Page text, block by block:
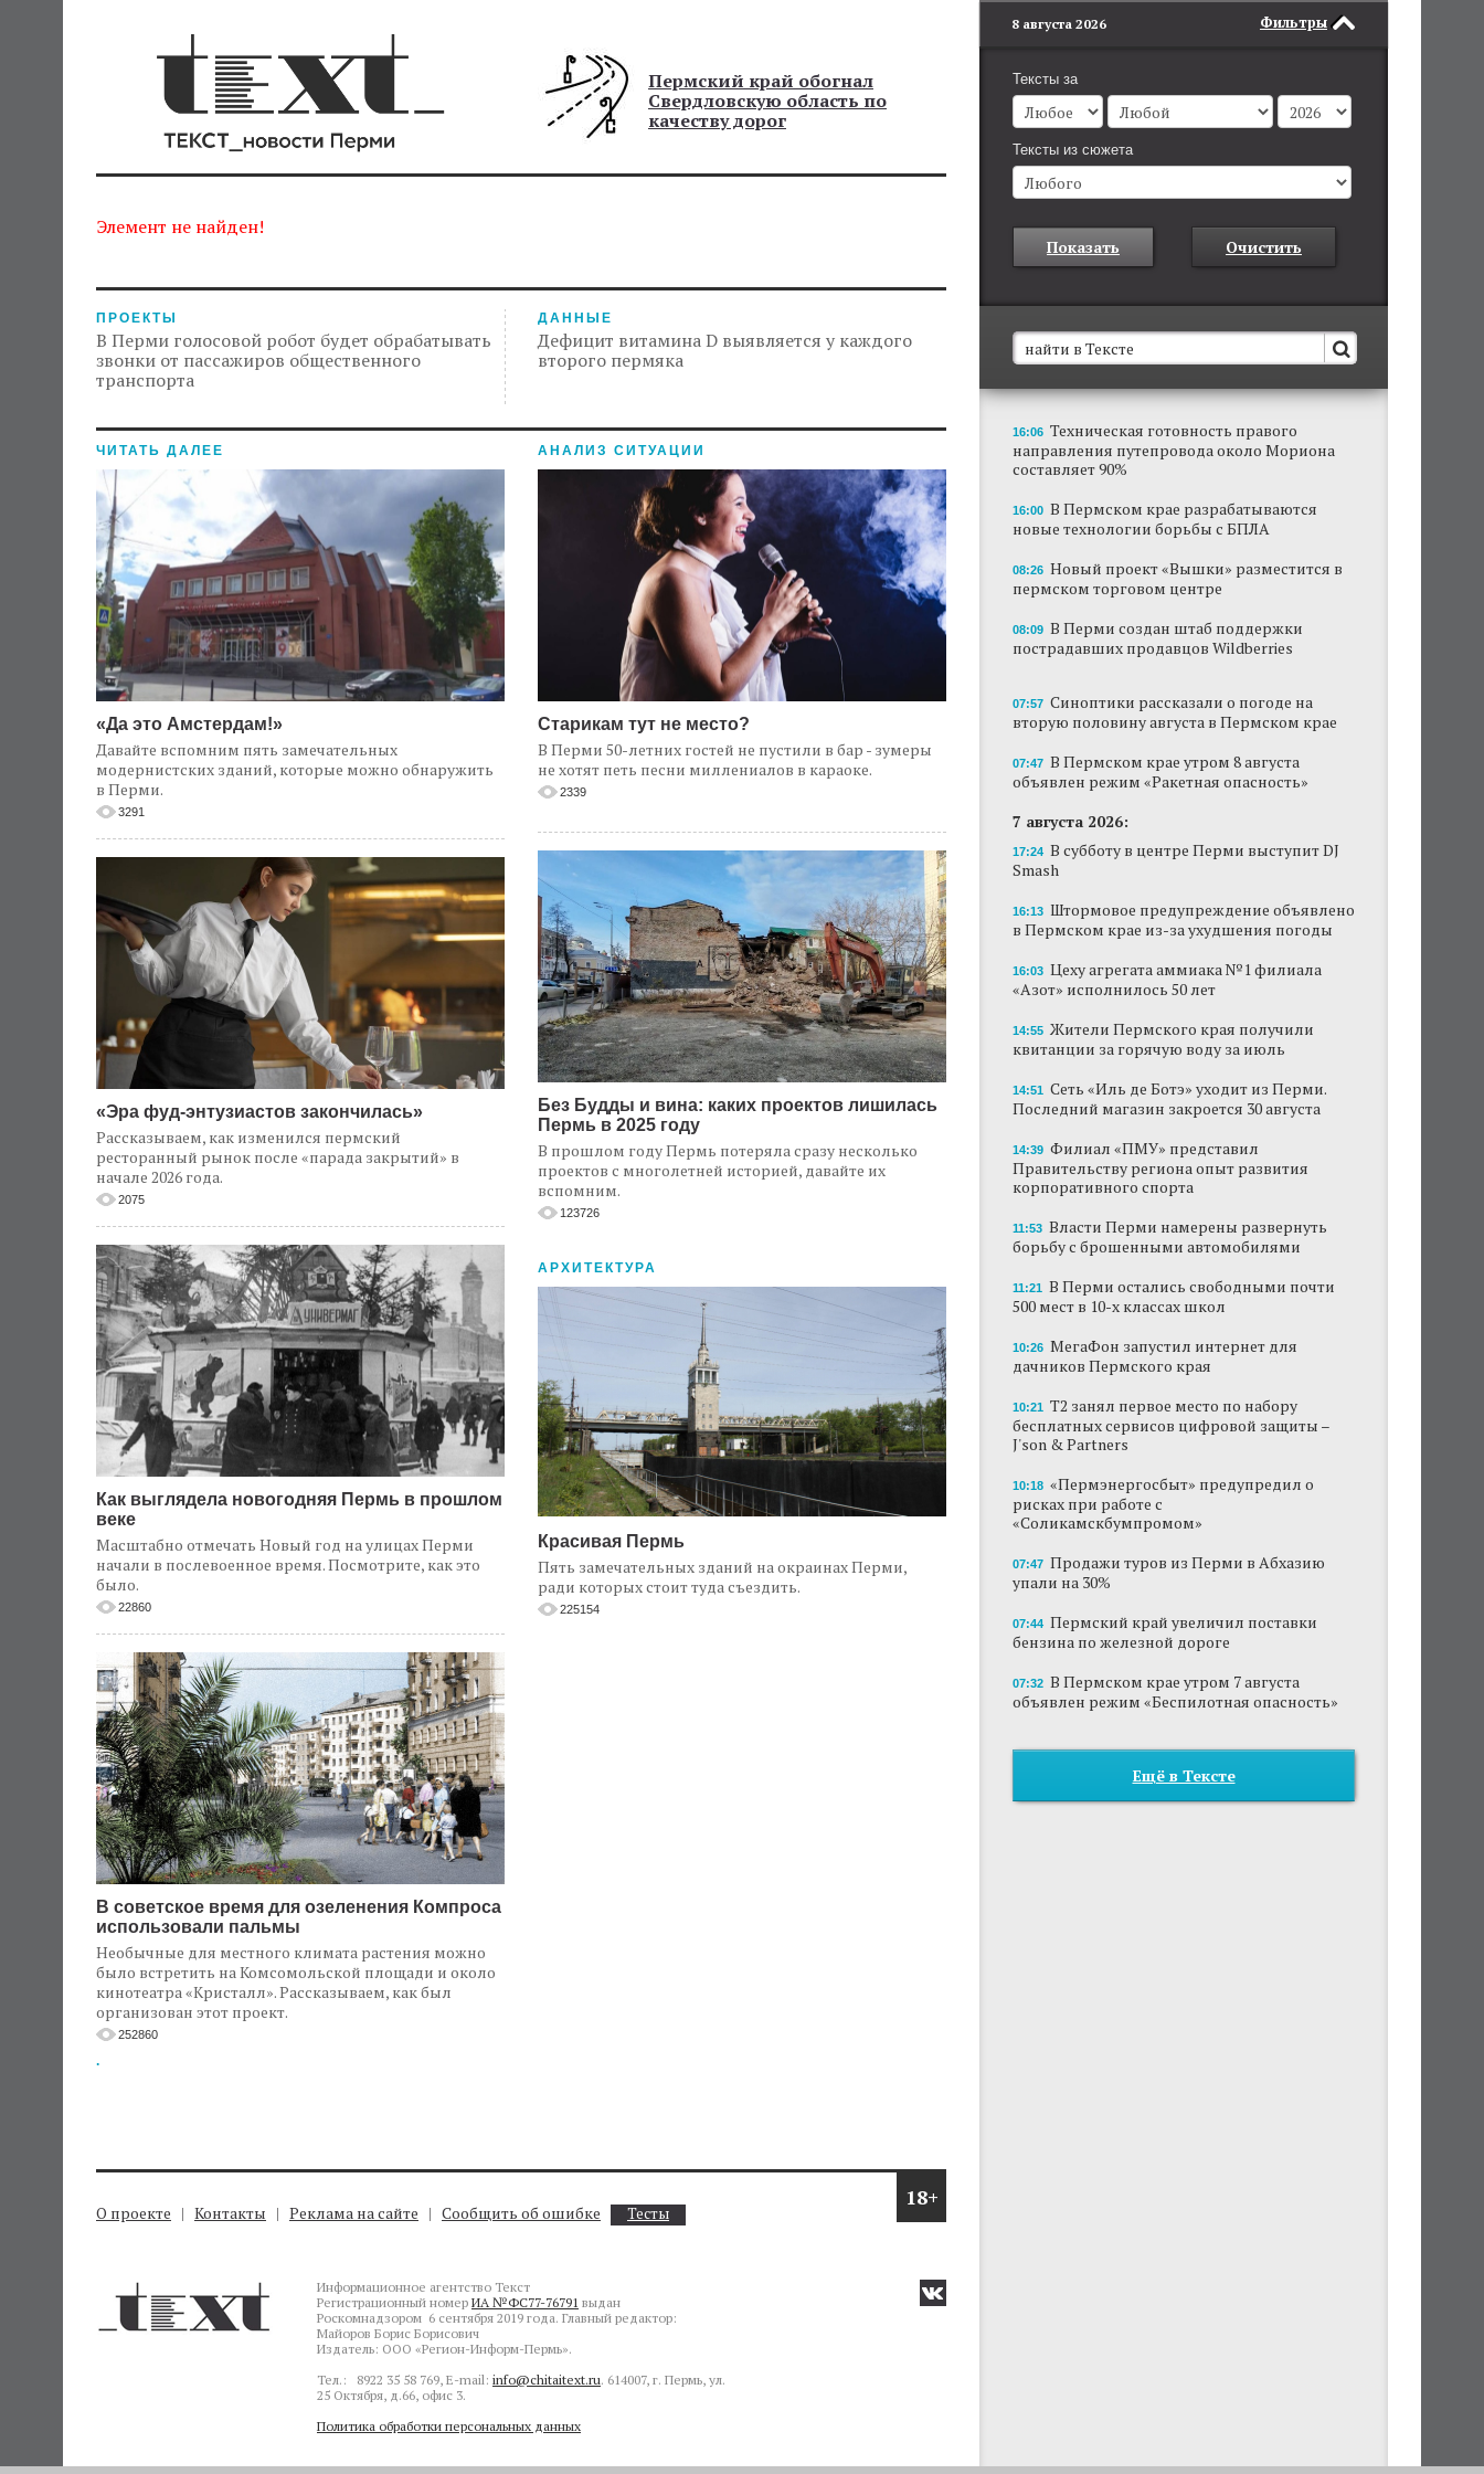
Пермский край обогнал
Свердловскую область по
качеству дорог
Элемент не найден!
ПРОЕКТЫ
В Перми голосовой робот будет обрабатывать
звонки от пассажиров общественного
транспорта
ДАННЫЕ
Дефицит витамина D выявляется у каждого
второго пермяка
ЧИТАТЬ ДАЛЕЕ
«Да это Амстердам!»
Давайте вспомним пять замечательных
модернистских зданий, которые можно обнаружить
в Перми.
3291
«Эра фуд-энтузиастов закончилась»
Рассказываем, как изменился пермский
ресторанный рынок после «парада закрытий» в
начале 2026 года.
2075
Как выглядела новогодняя Пермь в прошлом
веке
Масштабно отмечать Новый год на улицах Перми
начали в послевоенное время. Посмотрите, как это
было.
22860
В советское время для озеленения Компроса
использовали пальмы
Необычные для местного климата растения можно
было встретить на Комсомольской площади и около
кинотеатра «Кристалл». Рассказываем, как был
организован этот проект.
252860
.
АНАЛИЗ СИТУАЦИИ
Старикам тут не место?
В Перми 50-летних гостей не пустили в бар - зумеры
не хотят петь песни миллениалов в караоке.
2339
Без Будды и вина: каких проектов лишилась
Пермь в 2025 году
В прошлом году Пермь потеряла сразу несколько
проектов с многолетней историей, давайте их
вспомним.
123726
АРХИТЕКТУРА
Красивая Пермь
Пять замечательных зданий на окраинах Перми,
ради которых стоит туда съездить.
225154
18+
О проекте Контакты Реклама на сайте Сообщить об ошибке Тесты
Информационное агентство Текст
Регистрационный номер ИА №ФС77-76791 выдан
Роскомнадзором 6 сентября 2019 года. Главный редактор:
Майоров Борис Борисович
Издатель: ООО «Регион-Информ-Пермь».
Тел.: 8922 35 58 769, E-mail: info@chitaitext.ru. 614007, г. Пермь, ул.
25 Октября, д.66, офис 3.
Политика обработки персональных данных
Фильтры
8 августа 2026
Тексты за
Тексты из сюжета
Показать Очистить
В Пермском крае установят новые станции
обнаружения беспилотников
Они используются для обнаружения и
отслеживания БПЛА в воздухе.
Новый проект «Вышки» разместится в
пермском торговом центре
В Перми создан штаб поддержки
В субботу в центре Перми выступит DJ Smash
Сеть «Иль де Ботэ» уходит из Перми
с брошенными автомобилями
на 30%
Власти вернулись к проекту большого
16:06 Техническая готовность правого
направления путепровода около Мориона
составляет 90%
16:00 В Пермском крае разрабатываются
новые технологии борьбы с БПЛА
08:26 Новый проект «Вышки» разместится в
пермском торговом центре
08:09 В Перми создан штаб поддержки
пострадавших продавцов Wildberries
07:57 Синоптики рассказали о погоде на
вторую половину августа в Пермском крае
07:47 В Пермском крае утром 8 августа
объявлен режим «Ракетная опасность»
7 августа 2026:
17:24 В субботу в центре Перми выступит DJ
Smash
16:13 Штормовое предупреждение объявлено
в Пермском крае из-за ухудшения погоды
16:03 Цеху агрегата аммиака №1 филиала
«Азот» исполнилось 50 лет
14:55 Жители Пермского края получили
квитанции за горячую воду за июль
14:51 Сеть «Иль де Ботэ» уходит из Перми.
Последний магазин закроется 30 августа
14:39 Филиал «ПМУ» представил
Правительству региона опыт развития
корпоративного спорта
11:53 Власти Перми намерены развернуть
борьбу с брошенными автомобилями
11:21 В Перми остались свободными почти
500 мест в 10-х классах школ
10:26 МегаФон запустил интернет для
дачников Пермского края
10:21 Т2 занял первое место по набору
бесплатных сервисов цифровой защиты –
J'son & Partners
10:18 «Пермэнергосбыт» предупредил о
рисках при работе с
«Соликамскбумпромом»
07:47 Продажи туров из Перми в Абхазию
упали на 30%
07:44 Пермский край увеличил поставки
бензина по железной дороге
07:32 В Пермском крае утром 7 августа
объявлен режим «Беспилотная опасность»
Ещё в Тексте